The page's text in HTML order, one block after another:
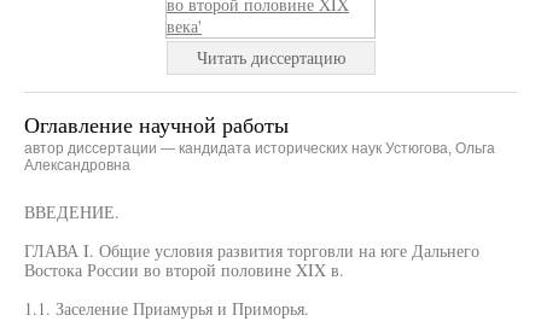
Читать диссертацию
Оглавление научной работы
автор диссертации — кандидата исторических наук Устюгова, Ольга
Александровна
ВВЕДЕНИЕ.
ГЛАВА I. Общие условия развития торговли на юге Дальнего
Востока России во второй половине XIX в.
1.1. Заселение Приамурья и Приморья.